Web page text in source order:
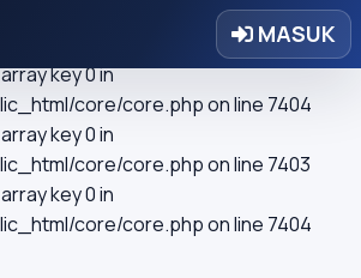
key 0 in
core/core.php on line 7403
key 0 in
core/core.php on line 7404
key 0 in
core/core.php on line 7403
key 0 in
core/core.php on line 7404
MASUK